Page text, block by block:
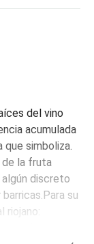
del vino
acumulada
simboliza.
la fruta
discreto
su
riojano: